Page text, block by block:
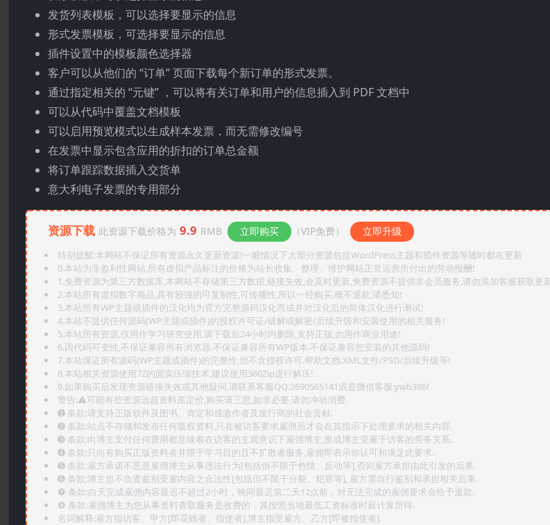
发货列表模板，可以选择要显示的信息
形式发票模板，可选择要显示的信息
插件设置中的模板颜色选择器
客户可以从他们的 “订单” 页面下载每个新订单的形式发票。
通过指定相关的 “元键” ，可以将有关订单和用户的信息插入到 PDF 文档中
可以从代码中覆盖文档模板
可以启用预览模式以生成样本发票，而无需修改编号
在发票中显示包含应用的折扣的订单总金额
将订单跟踪数据插入交货单
意大利电子发票的专用部分
资源下载 此资源下载价格为 9.9 RMB 立即购买 （VIP免费） 立即升级
特别提醒:本网站不保证所有资源永久更新资源!一般情况下大部分资源包括WordPress主题和插件资源等随时都在更新
0.本站为非盈利性网站,所有虚拟产品标注的价格为站长收集、整理、维护网站正常运营所付出的劳动报酬!
1.免费资源为第三方数据库,本网站不存储第三方数据,链接失效,会及时更新,免费资源不提供非会员服务,请勿添加客服获取更
2.本站所有虚拟数字商品,具有较强的可复制性,可传播性,所以一经购买,概不退款,请悉知!
3.本站所有WP主题或插件的汉化均为官方完整源码汉化而成并对汉化后的简体汉化进行测试!
4.本站不提供任何源码(WP主题或插件)的授权许可证/破解或解密/后续升级和安装使用的相关服务!
5.本站所有资源,仅用作学习研究使用,请下载后24小时内删除,支持正版,勿用作商业用途!
6.因代码可变性,不保证兼容所有浏览器.不保证兼容所有WP版本.不保证兼容您安装的其他源码!
7.本站保证所有源码(WP主题或插件)的完整性,但不含授权许可.帮助文档.XML文件/PSD/后续升级等!
8.本站相关资源使用7Z的固实压缩技术,建议使用360Zip进行解压!
9.如果购买后发现资源链接失效或其他疑问,请联系客服QQ:2690565141或是微信客服:ywb386!
警告:⚠️可能有些资源远超资料原定价,购买请三思,如非必要,请勿冲动消费.
➊️ 条款:请支持正版软件及图书。肯定和感激作者及发行商的社会贡献.
➋️ 条款:站点不存储和发布任何版权资料,只在被访客要求雇佣后才会在其指示下处理要求的相关内容.
➌️ 条款:向博主支付任何费用都意味着在访客的主观意识下雇佣博主,形成博主受雇于访客的劳务关系.
➍️ 条款:只向有购买正版资料者并限于学习目的且不扩散者服务,雇佣即表示你认可和满足此要求.
➎ 条款:雇方承诺不恶意雇佣博主从事违法行为[包括但不限于色情、反动等],否则雇方承担由此引发的后果.
➏️ 条款:博主也不负责鉴别受雇内容之合法性[包括但不限于分裂、犯罪等], 雇方需自行鉴别和承担相关后果.
❼ 条款:白天完成雇佣内容最迟不超过2小时，晚间最迟第二天12点前，对无法完成的雇佣要求会给予退款.
❽ 条款:雇佣博主为您从事资料查取服务是收费的，其按照当地最低工资标准时薪计算所得.
名词解释:雇方指访客、甲方[即花钱者、指使者],博主指受雇方、乙方[即被指使者].